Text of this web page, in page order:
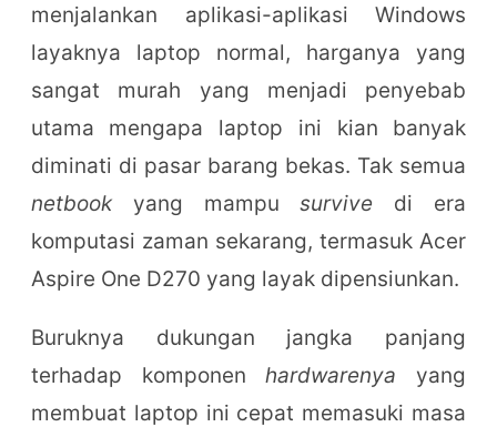
menjalankan aplikasi-aplikasi Windows
layaknya laptop normal, harganya yang
sangat murah yang menjadi penyebab
utama mengapa laptop ini kian banyak
diminati di pasar barang bekas. Tak semua
netbookyang mampusurvive di era
komputasi zaman sekarang, termasuk Acer
Aspire One D270 yang layak dipensiunkan.
Buruknya dukungan jangka panjang
terhadap komponenhardwarenya yang
membuat laptop ini cepat memasuki masa